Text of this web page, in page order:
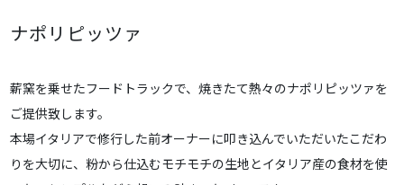
ナポリピッツァ
薪窯を乗せたフードトラックで、焼きたて熱々のナポリピッツァを
ご提供致します。
本場イタリアで修行した前オーナーに叩き込んでいただいたこだわ
りを大切に、粉から仕込むモチモチの生地とイタリア産の食材を使